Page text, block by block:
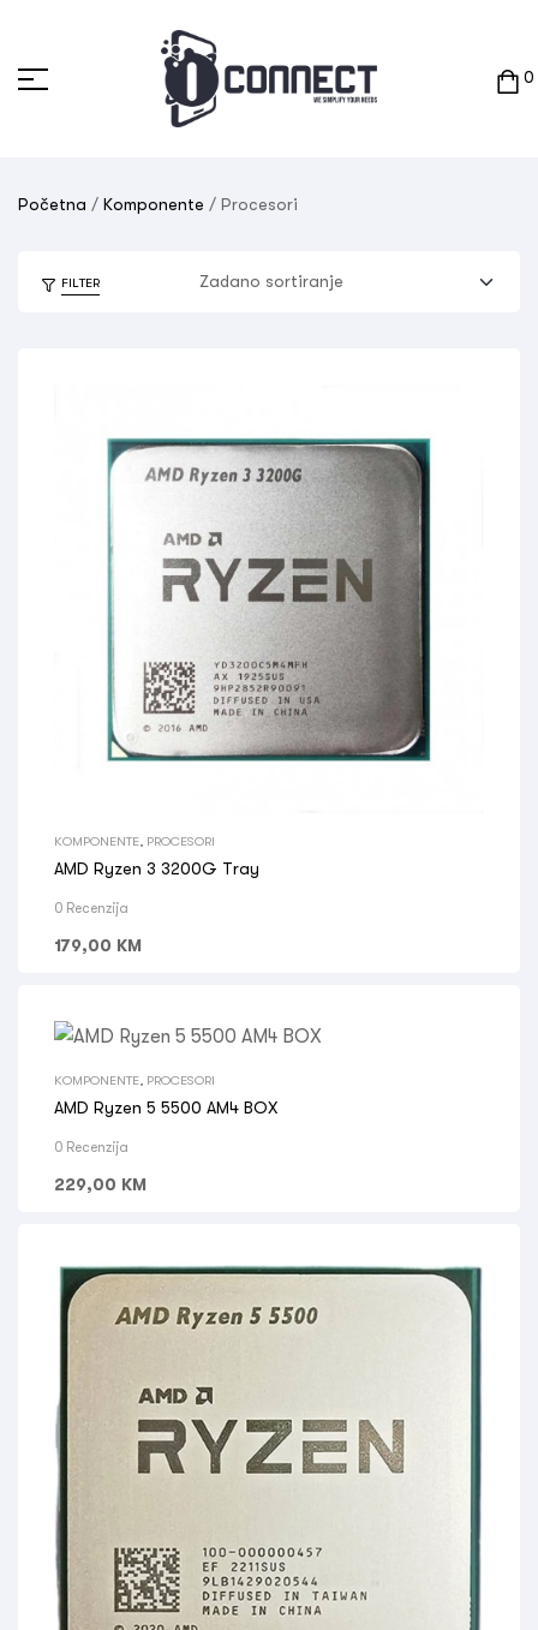
0
Početna / Komponente / Procesori
FILTER
KOMPONENTE PROCESORI
AMD Ryzen 3 3200G Tray
0 Recenzija
179,00 KM
KOMPONENTE PROCESORI
AMD Ryzen 5 5500 AM4 BOX
0 Recenzija
229,00 KM